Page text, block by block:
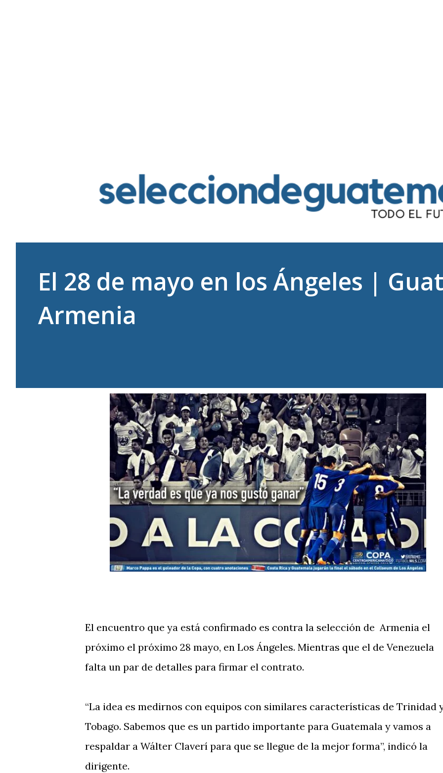
El 28 de mayo en los Ángeles |
Armenia
El encuentro que ya está confirmado es contra la selección de Armenia el
próximo el próximo 28 mayo, en Los Ángeles. Mientras que el de Venezuela
falta un par de detalles para firmar el contrato.
“La idea es medirnos con equipos con similares características de Trinidad
Tobago. Sabemos que es un partido importante para Guatemala y vamos a
respaldar a Wálter Claverí para que se llegue de la mejor forma”, indicó la
dirigente.